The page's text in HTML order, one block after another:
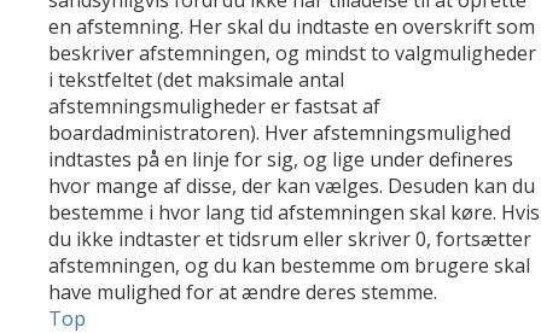
en afstemning. Her skal du indtaste en overskrift som
beskriver afstemningen, og mindst to valgmuligheder
i tekstfeltet (det maksimale antal
afstemningsmuligheder er fastsat af
boardadministratoren). Hver afstemningsmulighed
indtastes på en linje for sig, og lige under defineres
hvor mange af disse, der kan vælges. Desuden kan du
bestemme i hvor lang tid afstemningen skal køre. Hvis
du ikke indtaster et tidsrum eller skriver 0, fortsætter
afstemningen, og du kan bestemme om brugere skal
have mulighed for at ændre deres stemme.
Top